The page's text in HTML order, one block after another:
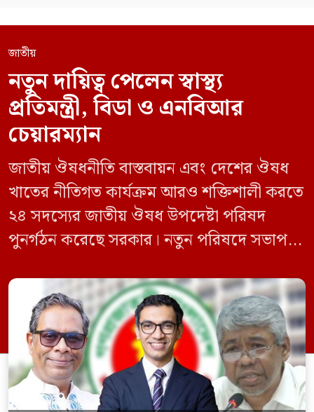
জাতীয়
নতুন দায়িত্ব পেলেন স্বাস্থ্য
প্রতিমন্ত্রী, বিডা ও এনবিআর
চেয়ারম্যান
জাতীয় ঔষধনীতি বাস্তবায়ন এবং দেশের ঔষধ
খাতের নীতিগত কার্যক্রম আরও শক্তিশালী করতে
২৪ সদস্যের জাতীয় ঔষধ উপদেষ্টা পরিষদ
পুনর্গঠন করেছে সরকার। নতুন পরিষদে সভাপতি
কল্যাণমন্ত্রী এবং সদস্য সচিব থাকবেন স্বাস্থ্য ও
পরিবার কল্যাণ মন্ত্রণালয়ের সচিব। একই সঙ্গে
স্বাস্থ্য প্রতিমন্ত্রী, বাংলাদেশ বিনিয়োগ উন্নয়ন
কর্তৃপক্ষ (বিডা)-এর নির্বাহী চেয়ারম্যান এবং
জাতীয় […]